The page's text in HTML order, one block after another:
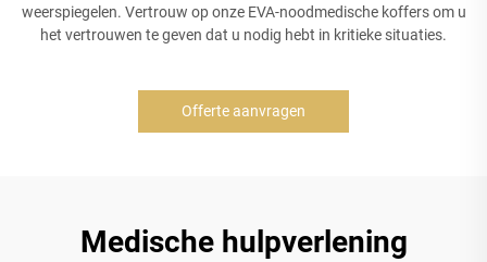
weerspiegelen. Vertrouw op onze EVA-noodmedische koffers om u
het vertrouwen te geven dat u nodig hebt in kritieke situaties.
Offerte aanvragen
Medische hulpverlening